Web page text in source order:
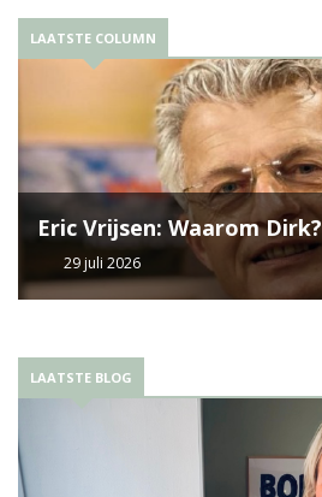
LAATSTE COLUMN
Eric Vrijsen: Waarom Dirk?
29 juli 2026
LAATSTE BLOG